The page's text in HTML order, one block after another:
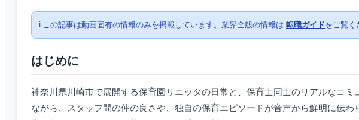
ℹ️ この記事は動画固有の情報のみを掲載しています。業界全般の情報は 転職ガイドをご覧く
はじめに
神奈川県川崎市で展開する保育園リエッタの日常と、保育士同士のリアルなコ
ながら、スタッフ間の仲の良さや、独自の保育エピソードが音声から鮮明に伝